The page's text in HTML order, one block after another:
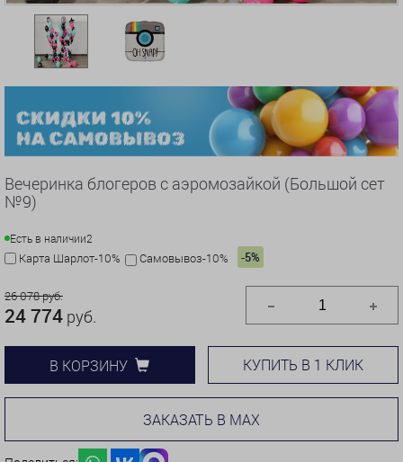
Вечеринка блогеров с аэромозайкой (Большой сет
№9)
Есть в наличии2
Карта Шарлот-10% Самовывоз-10% -5%
26 078 руб.
24 774 руб.
В КОРЗИНУ КУПИТЬ В 1 КЛИК
ЗАКАЗАТЬ В MAX